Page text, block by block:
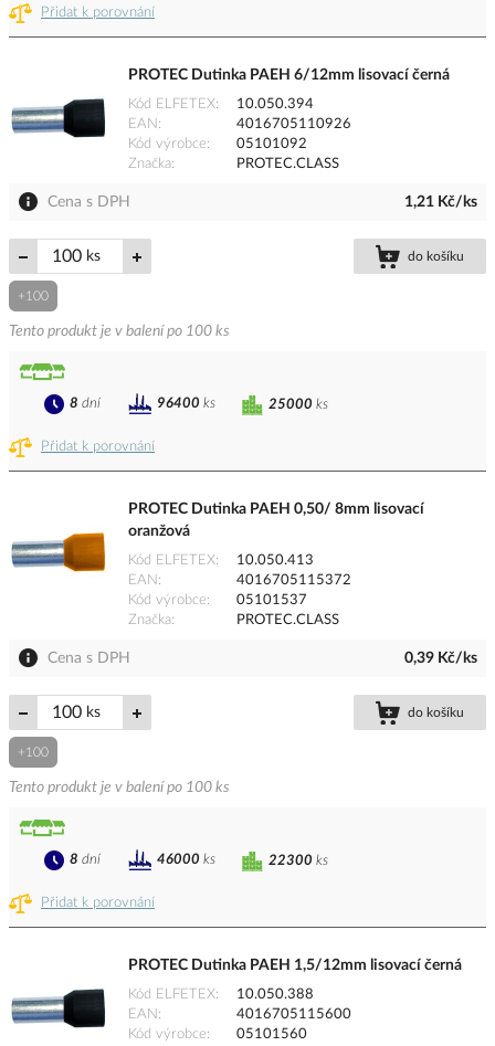
Přidat k porovnání
PROTEC Dutinka PAEH 6/12mm lisovací černá
Kód ELFETEX
10.050.394
EAN
4016705110926
Kód výrobce
05101092
Značka
PROTEC.CLASS
Cena s DPH 1,21 Kč/ks
ks do košíku
+100
Tento produkt je v balení po 100 ks
Přidat k porovnání
25000 ks
8 dní 96400 ks
PROTEC Dutinka PAEH 0,50/ 8mm lisovací
oranžová
Kód ELFETEX
10.050.413
EAN
4016705115372
Kód výrobce
05101537
Značka
PROTEC.CLASS
Cena s DPH 0,39 Kč/ks
ks do košíku
+100
Tento produkt je v balení po 100 ks
Přidat k porovnání
22300 ks
8 dní 46000 ks
PROTEC Dutinka PAEH 1,5/12mm lisovací černá
Kód ELFETEX
10.050.388
EAN
4016705115600
Kód výrobce
05101560